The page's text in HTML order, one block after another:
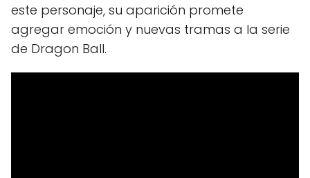
este personaje, su aparición promete
agregar emoción y nuevas tramas a la serie
de Dragon Ball.